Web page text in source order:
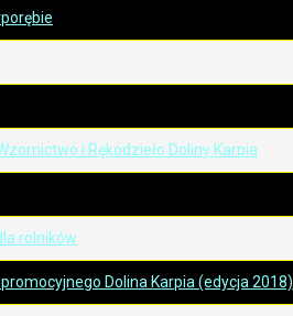
i Rękodzieło Doliny Karpia
rolników
Dolina Karpia (edycja 2018)